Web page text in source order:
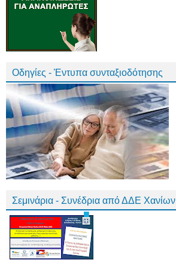
Οδηγίες - Έντυπα συνταξιοδότησης
Σεμινάρια - Συνέδρια από ΔΔΕ Χανίων